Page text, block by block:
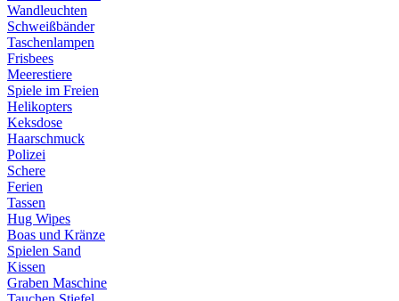
Wandleuchten
Schweißbänder
Taschenlampen
Frisbees
Meerestiere
Spiele im Freien
Helikopters
Keksdose
Haarschmuck
Polizei
Schere
Ferien
Tassen
Hug Wipes
Boas und Kränze
Spielen Sand
Kissen
Graben Maschine